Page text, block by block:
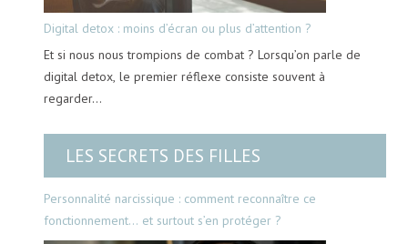
Digital detox : moins d’écran ou plus d’attention ?
Et si nous nous trompions de combat ? Lorsqu’on parle de
digital detox, le premier réflexe consiste souvent à
regarder…
LES SECRETS DES FILLES
Personnalité narcissique : comment reconnaître ce
fonctionnement… et surtout s’en protéger ?